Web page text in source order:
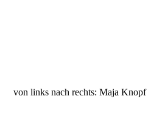
von links nach rechts: Maja Knopf